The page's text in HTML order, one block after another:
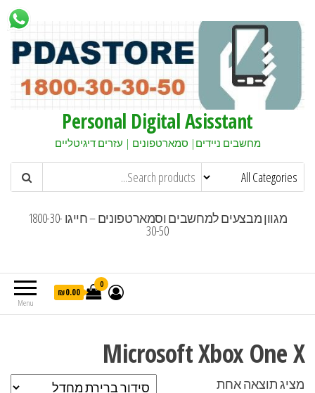
Personal Digital Asisstant
מחשבים ניידים| סמארטפונים | עזרים דיגיטליים
מגוון מבצעים למחשבים וסמארטפונים – חייגו 1800-30-
30-50
Menu
0
₪0.00
Microsoft Xbox One X
מציג תוצאה אחת